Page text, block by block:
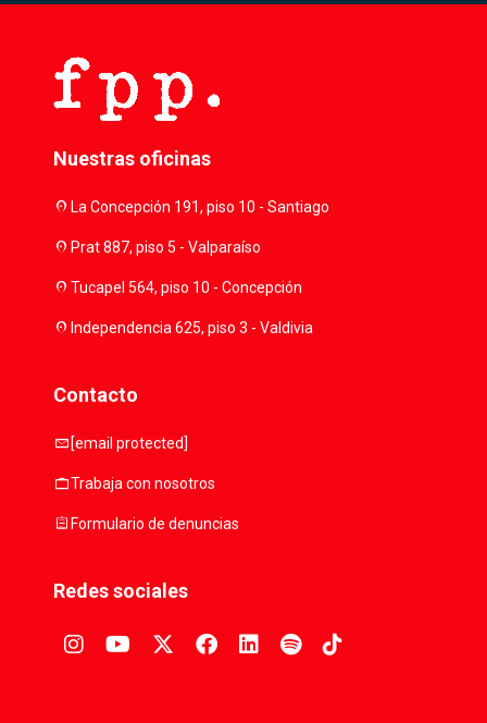
Nuestras oficinas
location_onLa Concepción 191, piso 10 - Santiago
location_onPrat 887, piso 5 - Valparaíso
location_onTucapel 564, piso 10 - Concepción
location_onIndependencia 625, piso 3 - Valdivia
Contacto
mail [email protected]
workTrabaja con nosotros
assignmentFormulario de denuncias
Redes sociales